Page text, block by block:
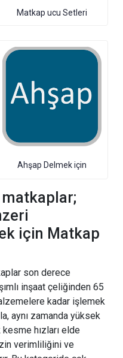
Matkap ucu Setleri
Ahşap Delmek için
için Matkap
son derece
inşaat çeliğinden 65
kadar işlemek
aynı zamanda yüksek
hızları elde
verimliliğini ve